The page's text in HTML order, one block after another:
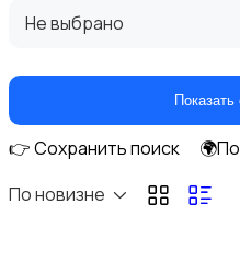
Самокаты и гироскутеры
Не выбрано
👉 Сохранить поиск
По новизне